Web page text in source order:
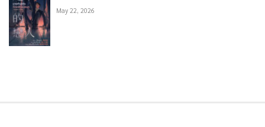
May 22, 2026